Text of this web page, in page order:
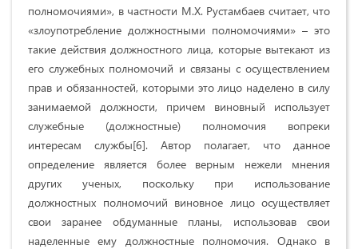
полномочиями», в частности М.Х. Рустамбаев считает, что
«злоупотребление должностными полномочиями» – это
такие действия должностного лица, которые вытекают из
его служебных полномочий и связаны с осуществлением
прав и обязанностей, которыми это лицо наделено в силу
занимаемой должности, причем виновный использует
служебные (должностные) полномочия вопреки
интересам службы[6]. Автор полагает, что данное
определение является более верным нежели мнения
других ученых, поскольку при использование
должностных полномочий виновное лицо осуществляет
свои заранее обдуманные планы, использовав свои
наделенные ему должностные полномочия. Однако в